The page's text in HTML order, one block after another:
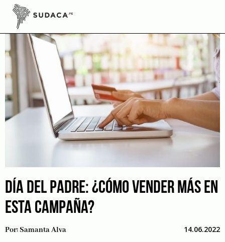
Skip
content
DÍA DEL PADRE: ¿CÓMO VENDER MÁS EN
ESTA CAMPAÑA?
Por:Samanta Alva 14.06.2022